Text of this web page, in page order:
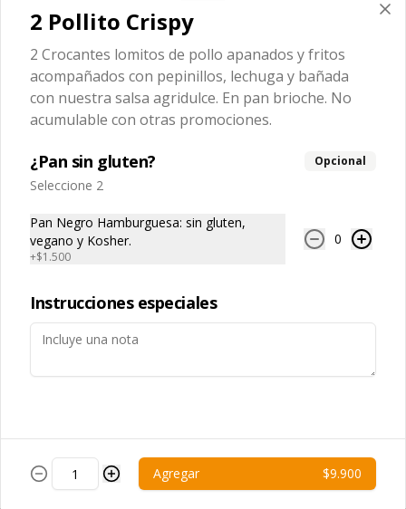
Porvenir con Gas
$2.600
Porvenir sin Gas
$2.600
Conócenos
2 Pollito Crispy
2 Crocantes lomitos de pollo apanados y fritos
acompañados con pepinillos, lechuga y bañada
con nuestra salsa agridulce. En pan brioche. No
acumulable con otras promociones.
¿Pan sin gluten? Opcional
Seleccione 2
Pan Negro Hamburguesa: sin gluten,
vegano y Kosher.
+$1.500
0
Instrucciones especiales
Agregar $9.900